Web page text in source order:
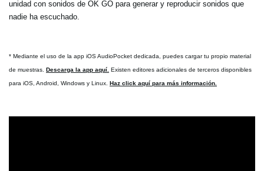
unidad con sonidos de OK GO para generar y reproducir sonidos que
nadie ha escuchado.
* Mediante el uso de la app iOS AudioPocket dedicada, puedes cargar tu propio material
de muestras. Descarga la app aquí. Existen editores adicionales de terceros disponibles
para iOS, Android, Windows y Linux. Haz click aquí para más información.